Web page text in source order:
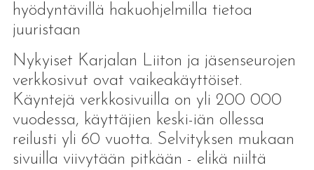
hyödyntävillä hakuohjelmilla tietoa
juuristaan
Nykyiset Karjalan Liiton ja jäsenseurojen
verkkosivut ovat vaikeakäyttöiset.
Käyntejä verkkosivuilla on yli 200 000
vuodessa, käyttäjien keski-iän ollessa
reilusti yli 60 vuotta. Selvityksen mukaan
sivuilla viivytään pitkään - elikä niiltä